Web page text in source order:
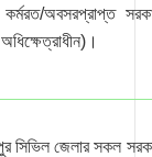
অবসরপ্রাপ্ত
সিভিল জেলার সকল